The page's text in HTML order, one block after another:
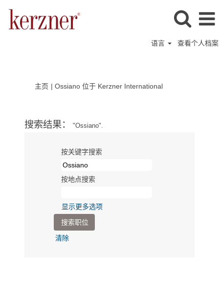
语言 查看个人档案
主页 | Ossiano 位于 Kerzner International（当
搜索结果： "Ossiano".
按关键字搜索
按地点搜索
显示更多选项
清除